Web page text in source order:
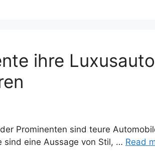
ihre
Prominenten sind teure
sind eine Aussage von Stil, … Read